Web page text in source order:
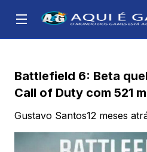
Battlefield 6: Beta
Call of Duty com 521
Gustavo Santos12 meses